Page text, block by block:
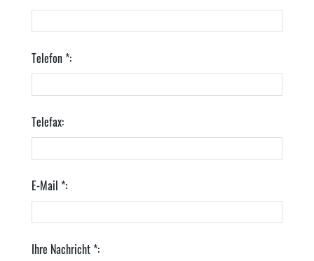
Telefon *:
Telefax:
E-Mail *:
Ihre Nachricht *: